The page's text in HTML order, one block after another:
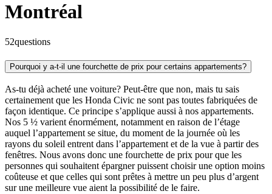
Montréal
52questions
Pourquoi y a-t-il une fourchette de prix pour certains appartements?
As-tu déjà acheté une voiture? Peut-être que non, mais tu sais
certainement que les Honda Civic ne sont pas toutes fabriquées de
façon identique. Ce principe s’applique aussi à nos appartements.
Nos 5 ½ varient énormément, notamment en raison de l’étage
auquel l’appartement se situe, du moment de la journée où les
rayons du soleil entrent dans l’appartement et de la vue à partir des
fenêtres. Nous avons donc une fourchette de prix pour que les
personnes qui souhaitent épargner puissent choisir une option moins
coûteuse et que celles qui sont prêtes à mettre un peu plus d’argent
sur une meilleure vue aient la possibilité de le faire.